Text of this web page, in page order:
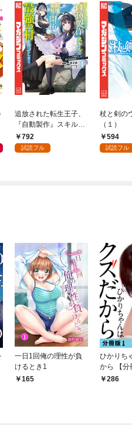
追放された転生王子、
『自動製作』スキルで
領地を爆速で開拓し最
強の村を作ってしまう
792
試読フル
杖と剣の
（１）
594
試読フル
一日1回俺の理性が負
けるとき1
165
ひかりち
から 【分
286